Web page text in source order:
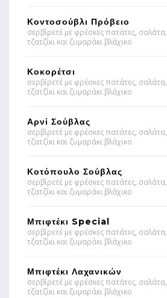
Κοντοσούβλι Πρόβειο
σερβίρετέ με φρέσκες πατάτες, σαλάτα,
τζατζίκι και ζυμαράκι βλάχικο
Κοκορέτσι
σερβίρετέ με φρέσκες πατάτες, σαλάτα,
τζατζίκι και ζυμαράκι βλάχικο
Αρνί Σούβλας
σερβίρετέ με φρέσκες πατάτες, σαλάτα,
τζατζίκι και ζυμαράκι βλάχικο
Κοτόπουλο Σούβλας
σερβίρετέ με φρέσκες πατάτες, σαλάτα,
τζατζίκι και ζυμαράκι βλάχικο
Μπιφτέκι Special
σερβίρετέ με φρέσκες πατάτες, σαλάτα,
τζατζίκι και ζυμαράκι βλάχικο
Μπιφτέκι Λαχανικών
σερβίρετέ με φρέσκες πατάτες, σαλάτα,
τζατζίκι και ζυμαράκι βλάχικο